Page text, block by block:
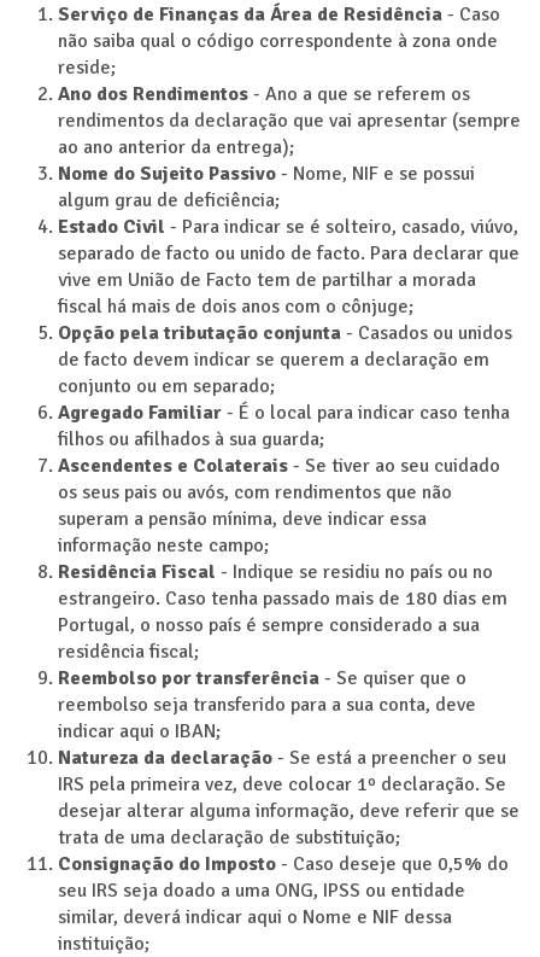
Serviço de Finanças da Área de Residência - Caso
não saiba qual o código correspondente à zona onde
reside;
Ano dos Rendimentos - Ano a que se referem os
rendimentos da declaração que vai apresentar (sempre
ao ano anterior da entrega);
Nome do Sujeito Passivo - Nome, NIF e se possui
algum grau de deficiência;
Estado Civil - Para indicar se é solteiro, casado, viúvo,
separado de facto ou unido de facto. Para declarar que
vive em União de Facto tem de partilhar a morada
fiscal há mais de dois anos com o cônjuge;
Opção pela tributação conjunta - Casados ou unidos
de facto devem indicar se querem a declaração em
conjunto ou em separado;
Agregado Familiar - É o local para indicar caso tenha
filhos ou afilhados à sua guarda;
Ascendentes e Colaterais - Se tiver ao seu cuidado
os seus pais ou avós, com rendimentos que não
superam a pensão mínima, deve indicar essa
informação neste campo;
Residência Fiscal - Indique se residiu no país ou no
estrangeiro. Caso tenha passado mais de 180 dias em
Portugal, o nosso país é sempre considerado a sua
residência fiscal;
Reembolso por transferência - Se quiser que o
reembolso seja transferido para a sua conta, deve
indicar aqui o IBAN;
Natureza da declaração - Se está a preencher o seu
IRS pela primeira vez, deve colocar 1º declaração. Se
desejar alterar alguma informação, deve referir que se
trata de uma declaração de substituição;
Consignação do Imposto - Caso deseje que 0,5% do
seu IRS seja doado a uma ONG, IPSS ou entidade
similar, deverá indicar aqui o Nome e NIF dessa
instituição;